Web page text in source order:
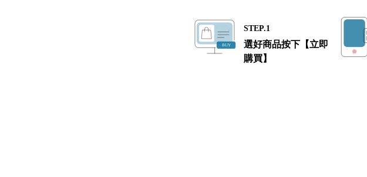
STEP.1
選好商品按下【立即
購買】